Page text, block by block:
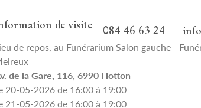
084 46 63 24
de visite
de repos, au Funérarium Salon gauche -
de la Gare, 116, 6990 Hotton
20-05-2026 de 16:00 à 19:00
21-05-2026 de 16:00 à 19:00